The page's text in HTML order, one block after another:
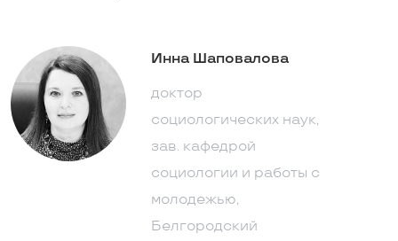
Инна Шаповалова
доктор
социологических наук,
зав. кафедрой
социологии и работы с
молодежью,
Белгородский